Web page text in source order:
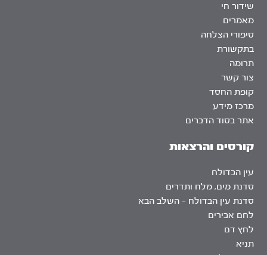
שידור חי
מאמרים
סיפורי הצלחה
בתקשורת
תרומה
צור קשר
קופת החסד
מרכז מידע
אתר בסוד הדברים
קורסים והרצאות
עין הבדולח
סדנת מים, מלח ותדרים
סדנת עין הבדולח – השלב הבא
לחם אבירים
לחץ דם
תניא